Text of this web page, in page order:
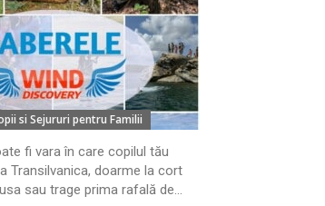
si Sejururi pentru Familii
fi vara în care copilul tău
Transilvanica, doarme la cort
sau trage prima rafală de...